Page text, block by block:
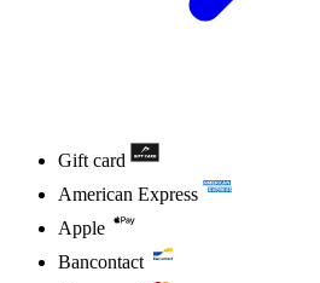
Gift card
American Express
Apple
Bancontact